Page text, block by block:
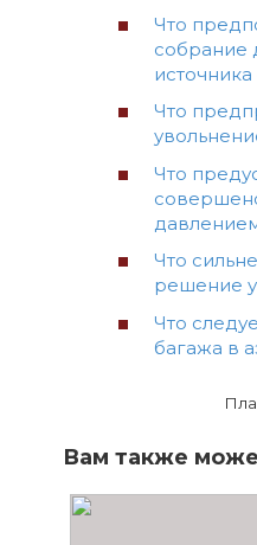
Что
собрание
Что
Что
Что
решение
Что
багажа в
Вам также